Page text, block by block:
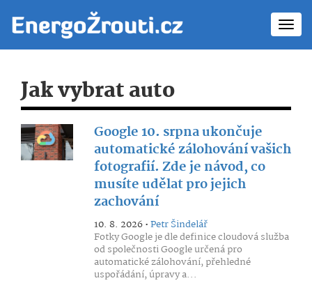
Jak vybrat auto
Google 10. srpna ukončuje
automatické zálohování vašich
fotografií. Zde je návod, co
musíte udělat pro jejich
zachování
10. 8. 2026 •Petr Šindelář
Fotky Google je dle definice cloudová služba
od společnosti Google určená pro
automatické zálohování, přehledné
uspořádání, úpravy a...